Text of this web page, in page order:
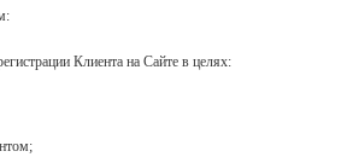
Клиента на Сайте в целях: